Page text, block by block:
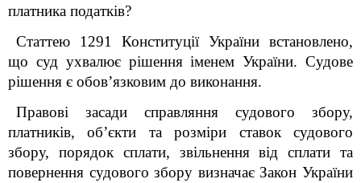
платника податків?
Статтею 1291 Конституції України встановлено,
що суд ухвалює рішення іменем України. Судове
рішення є обов’язковим до виконання.
Правові засади справляння судового збору,
платників, об’єкти та розміри ставок судового
збору, порядок сплати, звільнення від сплати та
повернення судового збору визначає Закон України